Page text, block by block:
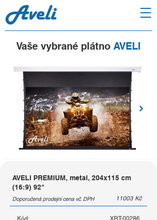
Vaše vybrané plátno AVELI
AVELI PREMIUM, metal, 204x115 cm
(16:9) 92"
Doporučená prodejní cena vč. DPH 11003 Kč
Kód: XRT-00286